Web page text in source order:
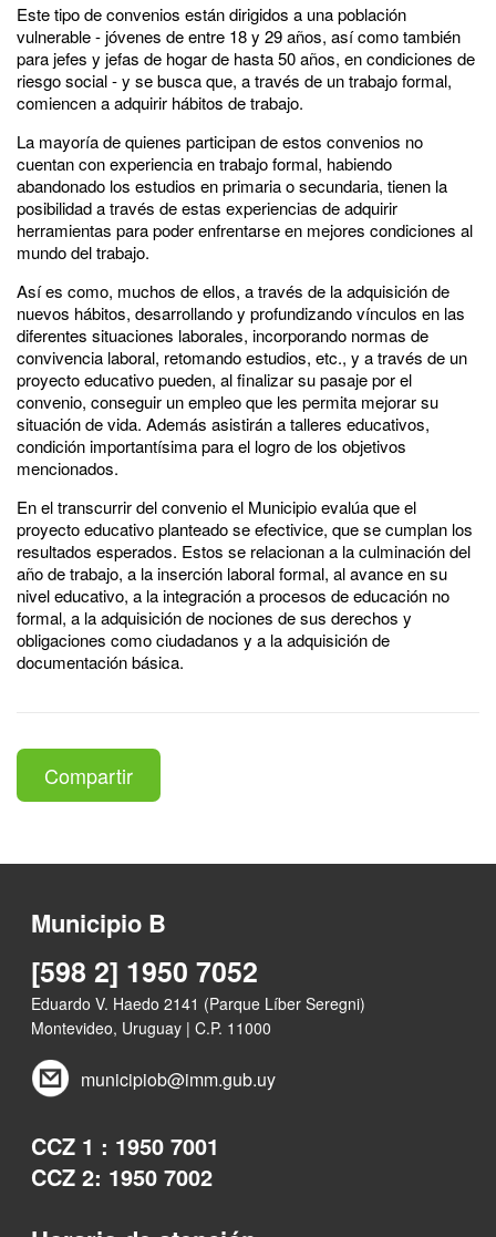
Este tipo de convenios están dirigidos a una población
vulnerable - jóvenes de entre 18 y 29 años, así como también
para jefes y jefas de hogar de hasta 50 años, en condiciones de
riesgo social - y se busca que, a través de un trabajo formal,
comiencen a adquirir hábitos de trabajo.
La mayoría de quienes participan de estos convenios no
cuentan con experiencia en trabajo formal, habiendo
abandonado los estudios en primaria o secundaria, tienen la
posibilidad a través de estas experiencias de adquirir
herramientas para poder enfrentarse en mejores condiciones al
mundo del trabajo.
Así es como, muchos de ellos, a través de la adquisición de
nuevos hábitos, desarrollando y profundizando vínculos en las
diferentes situaciones laborales, incorporando normas de
convivencia laboral, retomando estudios, etc., y a través de un
proyecto educativo pueden, al finalizar su pasaje por el
convenio, conseguir un empleo que les permita mejorar su
situación de vida. Además asistirán a talleres educativos,
condición importantísima para el logro de los objetivos
mencionados.
En el transcurrir del convenio el Municipio evalúa que el
proyecto educativo planteado se efectivice, que se cumplan los
resultados esperados. Estos se relacionan a la culminación del
año de trabajo, a la inserción laboral formal, al avance en su
nivel educativo, a la integración a procesos de educación no
formal, a la adquisición de nociones de sus derechos y
obligaciones como ciudadanos y a la adquisición de
documentación básica.
Compartir
Municipio B
[598 2] 1950 7052
Eduardo V. Haedo 2141 (Parque Líber Seregni)
Montevideo, Uruguay | C.P. 11000
municipiob@imm.gub.uy
CCZ 1 : 1950 7001
CCZ 2: 1950 7002